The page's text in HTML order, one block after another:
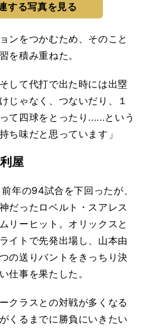
する写真を見る
ンをつかむため、そのこと
を積み重ねた。
して代打で出た時には出塁
じゃなく、つないだり、１
て四球をとったり......という
ち味だと思っています」
屋
年の94試合を下回ったが、
だったロベルト・スアレス
リーヒット。オリックスと
イトで先発出場し、山本由
の送りバントをきっちり決
仕事を果たした。
クラスとの対戦が多くなる
くるまでに勝負にいきたい